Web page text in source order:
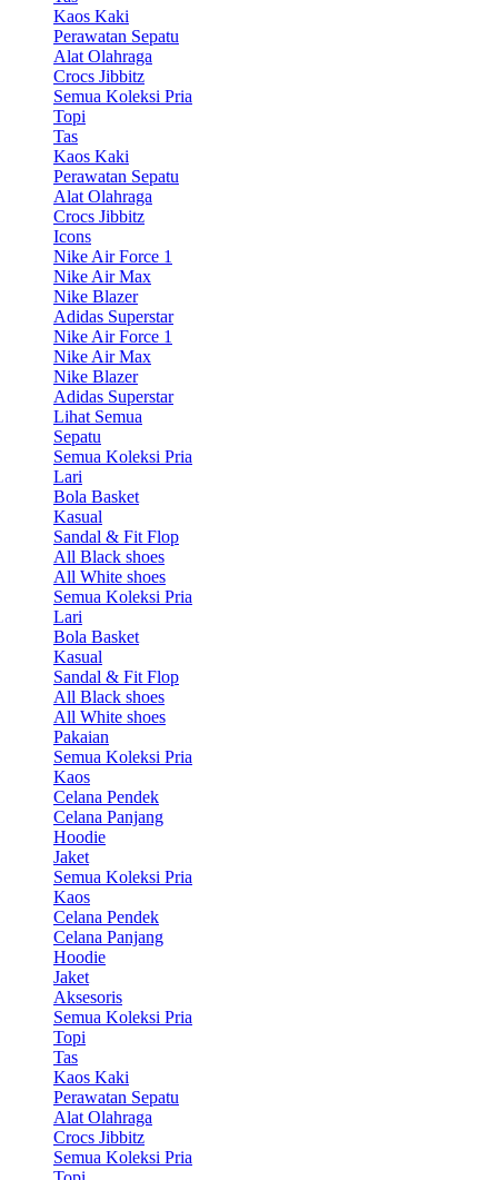
Kaos Kaki
Perawatan Sepatu
Alat Olahraga
Crocs Jibbitz
Semua Koleksi Pria
Topi
Tas
Kaos Kaki
Perawatan Sepatu
Alat Olahraga
Crocs Jibbitz
Icons
Nike Air Force 1
Nike Air Max
Nike Blazer
Adidas Superstar
Nike Air Force 1
Nike Air Max
Nike Blazer
Adidas Superstar
Lihat Semua
Sepatu
Semua Koleksi Pria
Lari
Bola Basket
Kasual
Sandal & Fit Flop
All Black shoes
All White shoes
Semua Koleksi Pria
Lari
Bola Basket
Kasual
Sandal & Fit Flop
All Black shoes
All White shoes
Pakaian
Semua Koleksi Pria
Kaos
Celana Pendek
Celana Panjang
Hoodie
Jaket
Semua Koleksi Pria
Kaos
Celana Pendek
Celana Panjang
Hoodie
Jaket
Aksesoris
Semua Koleksi Pria
Topi
Tas
Kaos Kaki
Perawatan Sepatu
Alat Olahraga
Crocs Jibbitz
Semua Koleksi Pria